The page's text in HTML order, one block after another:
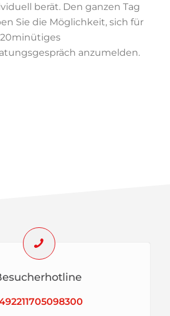
berät. Den ganzen Tag
Sie die Möglichkeit, sich für
anzumelden.